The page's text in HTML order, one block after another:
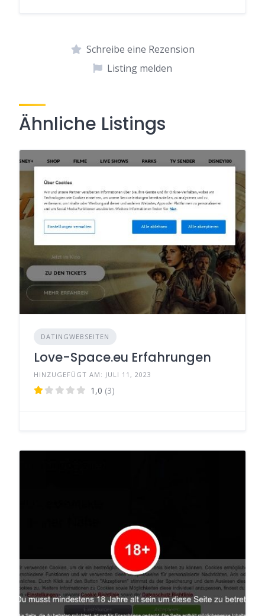
Schreibe eine Rezension
Listing melden
Ähnliche Listings
DATINGWEBSEITEN
Love-Space.eu Erfahrungen
HINZUGEFÜGT AM: JULI 11, 2023
1,0 (3)